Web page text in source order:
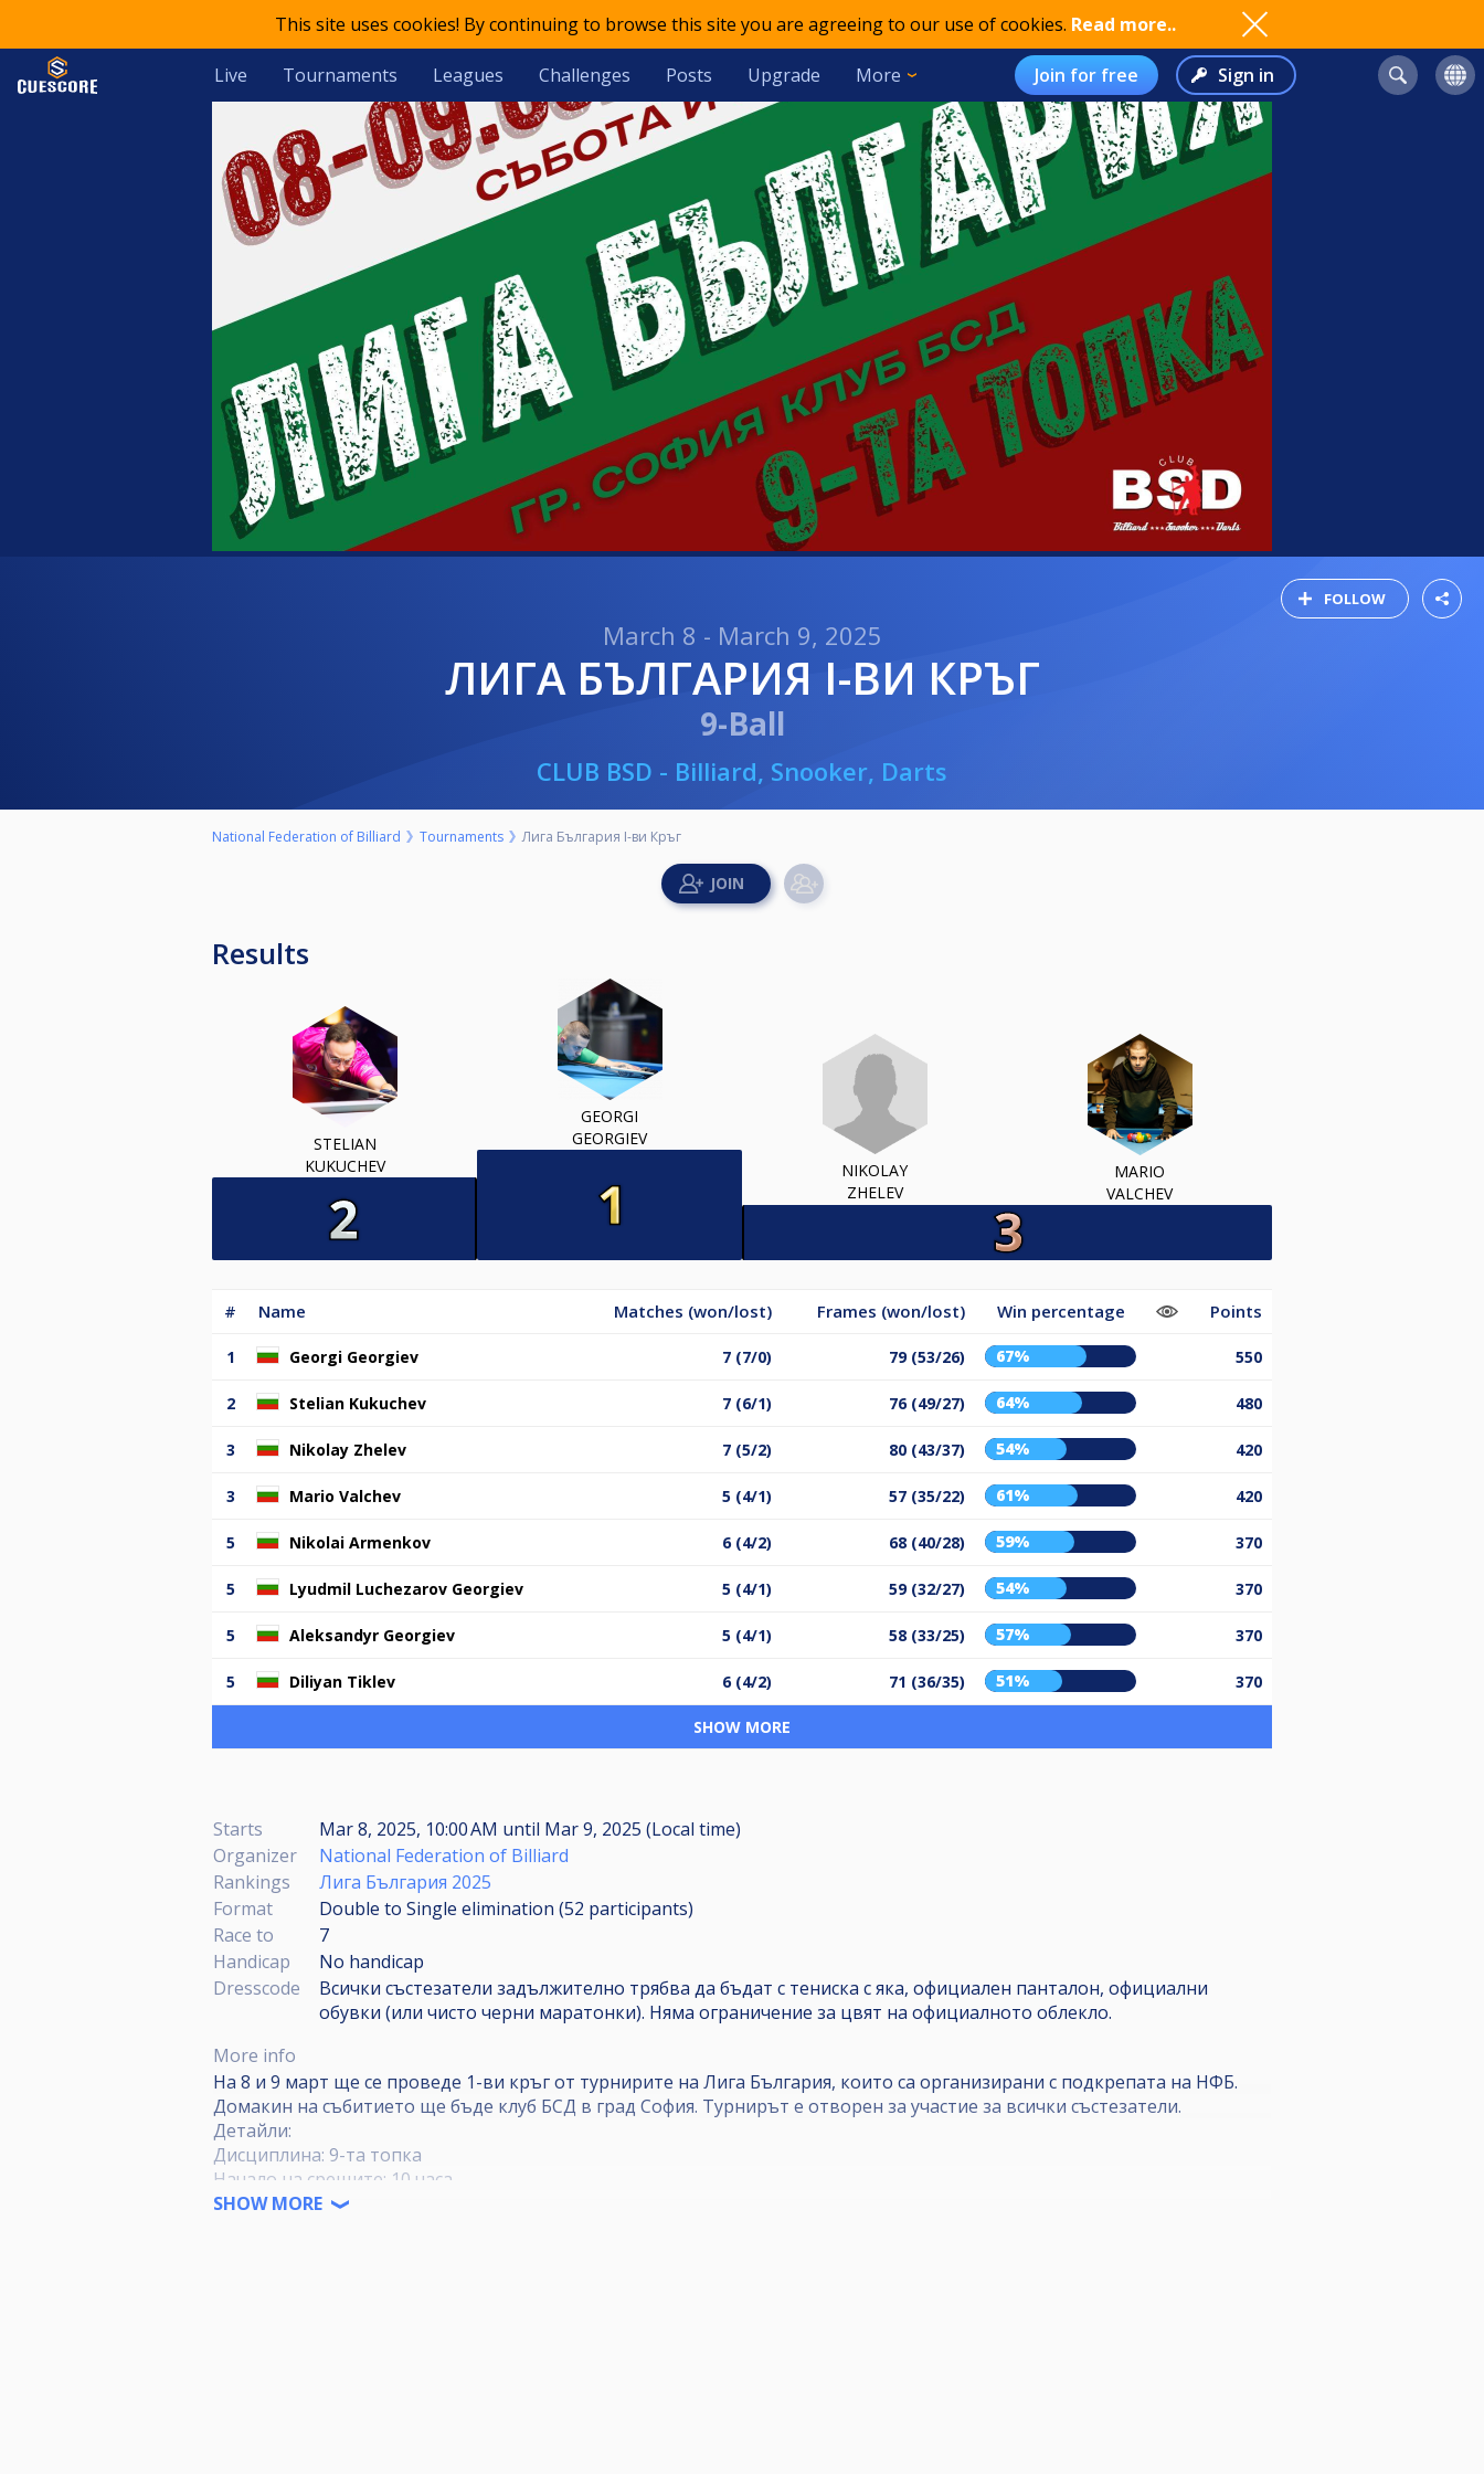
This site uses cookies! By continuing to browse this site you are agreeing to our use of cookies. Read more..
Live Tournaments Leagues Challenges Posts Upgrade More Join for free Sign in
FOLLOW
March 8 - March 9, 2025
ЛИГА БЪЛГАРИЯ I-ВИ КРЪГ
9-Ball
CLUB BSD - Billiard, Snooker, Darts
National Federation of Billiard Tournaments Лига България I-ви Кръг
Results
STELIAN
KUKUCHEV
GEORGI
GEORGIEV
NIKOLAY
ZHELEV
MARIO
VALCHEV
# Name Matches (won/lost) Frames (won/lost) Win percentage Points
1 Georgi Georgiev 7 (7/0) 79 (53/26) 67% 550
2 Stelian Kukuchev 7 (6/1) 76 (49/27) 64% 480
3 Nikolay Zhelev 7 (5/2) 80 (43/37) 54% 420
3 Mario Valchev 5 (4/1) 57 (35/22) 61% 420
5 Nikolai Armenkov 6 (4/2) 68 (40/28) 59% 370
5 Lyudmil Luchezarov Georgiev 5 (4/1) 59 (32/27) 54% 370
5 Aleksandyr Georgiev 5 (4/1) 58 (33/25) 57% 370
5 Diliyan Tiklev 6 (4/2) 71 (36/35) 51% 370
SHOW MORE
Starts Mar 8, 2025, 10:00 AM until Mar 9, 2025 (Local time)
Organizer
National Federation of Billiard
Rankings
Лига България 2025
Format
Double to Single elimination (52 participants)
Race to
7
Handicap
No handicap
Dresscode
Всички състезатели задължително трябва да бъдат с тениска с яка, официален панталон, официални
обувки (или чисто черни маратонки). Няма ограничение за цвят на официалното облекло.
More info
На 8 и 9 март ще се проведе 1-ви кръг от турнирите на Лига България, които са организирани с подкрепата на НФБ.
Домакин на събитието ще бъде клуб БСД в град София. Турнирът е отворен за участие за всички състезатели.
Детайли:
Дисциплина: 9-та топка
Начало на срещите: 10 часа
Такси за участие:
SHOW MORE